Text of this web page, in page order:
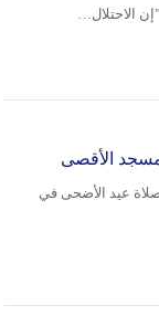
الاحتلال…
عيد الأضحى في